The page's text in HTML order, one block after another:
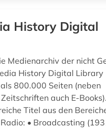
History Digital
Medienarchiv der nicht
History Digital Library
800.000 Seiten (neben
auch E-Books).
Titel aus den
(1931-